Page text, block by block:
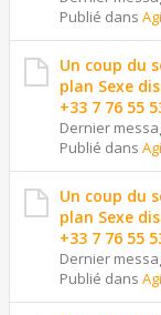
Publié dans
Un coup du
plan Sexe
+33 7 76 55
Dernier
Publié dans
Un coup du
plan Sexe
+33 7 76 55
Dernier
Publié dans